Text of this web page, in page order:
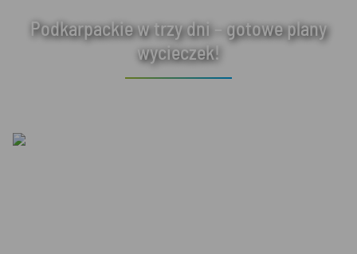
Podkarpackie w trzy dni – gotowe plany
wycieczek!